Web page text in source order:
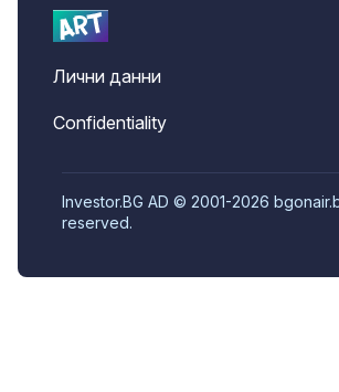
Лични данни
Confidentiality
Investor.BG AD © 2001-2026
reserved.